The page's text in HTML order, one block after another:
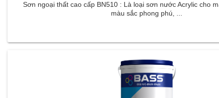
Sơn ngoại thất cao cấp BN510 : Là loại sơn nước Acrylic cho
màu sắc phong phú, ...